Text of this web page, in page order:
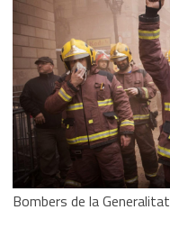
Bombers de la Generalitat